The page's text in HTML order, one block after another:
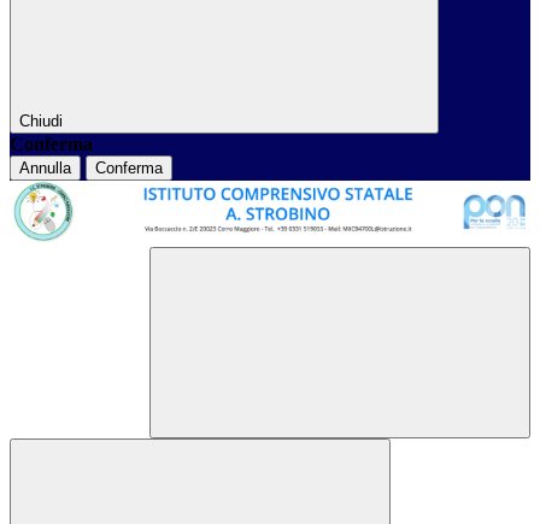
Chiudi
Conferma
Annulla Conferma